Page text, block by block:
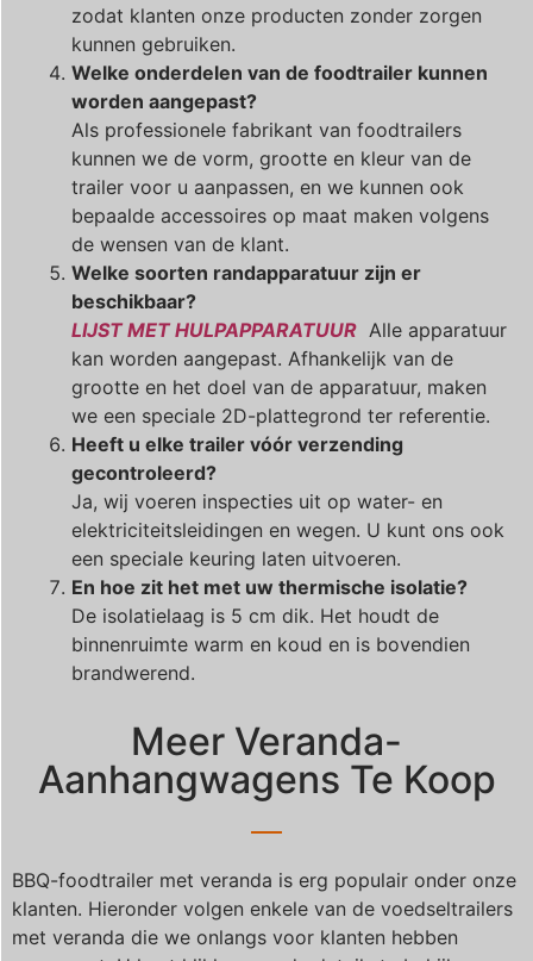
zodat klanten onze producten zonder zorgen
kunnen gebruiken.
Welke onderdelen van de foodtrailer kunnen
worden aangepast?
Als professionele fabrikant van foodtrailers
kunnen we de vorm, grootte en kleur van de
trailer voor u aanpassen, en we kunnen ook
bepaalde accessoires op maat maken volgens
de wensen van de klant.
Welke soorten randapparatuur zijn er
beschikbaar?
LIJST MET HULPAPPARATUUR Alle apparatuur
kan worden aangepast. Afhankelijk van de
grootte en het doel van de apparatuur, maken
we een speciale 2D-plattegrond ter referentie.
Heeft u elke trailer vóór verzending
gecontroleerd?
Ja, wij voeren inspecties uit op water- en
elektriciteitsleidingen en wegen. U kunt ons ook
een speciale keuring laten uitvoeren.
En hoe zit het met uw thermische isolatie?
De isolatielaag is 5 cm dik. Het houdt de
binnenruimte warm en koud en is bovendien
brandwerend.
Meer Veranda-
Aanhangwagens Te Koop
BBQ-foodtrailer met veranda is erg populair onder onze
klanten. Hieronder volgen enkele van de voedseltrailers
met veranda die we onlangs voor klanten hebben